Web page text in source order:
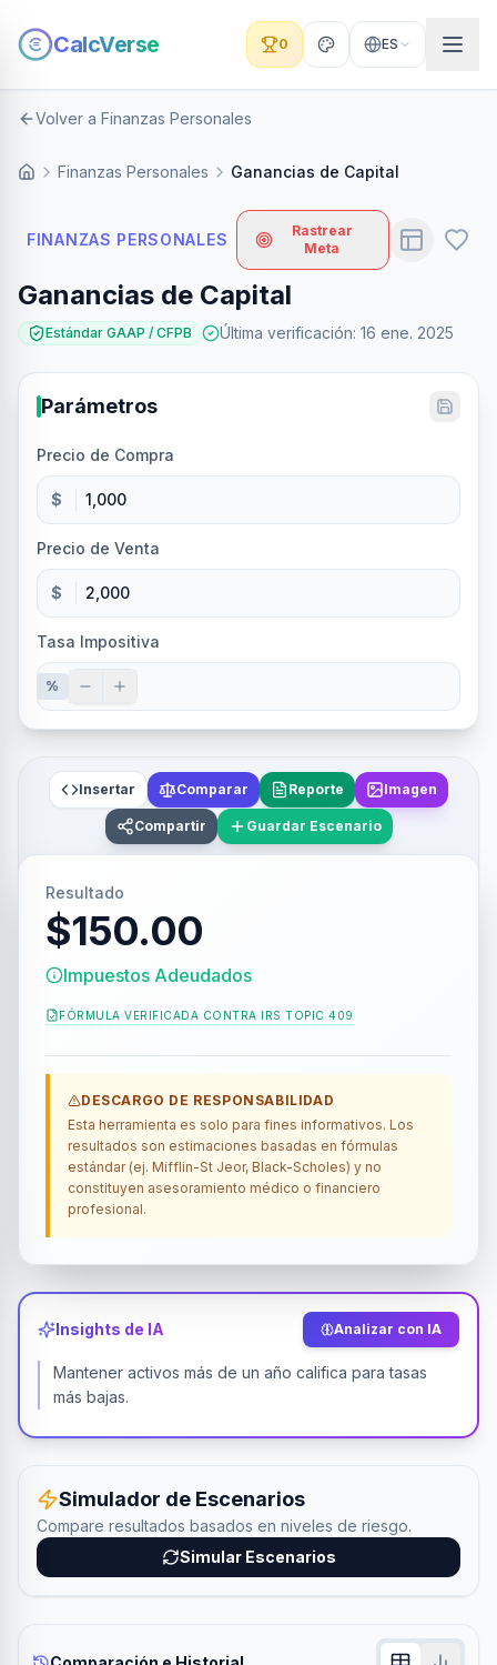
CalcVerse 0 ES
Volver a Finanzas Personales
Finanzas Personales Ganancias de Capital
FINANZAS PERSONALES
Rastrear
Meta
Ganancias de Capital
Estándar GAAP / CFPB Última verificación: 16 ene. 2025
Parámetros
Precio de Compra
$
Precio de Venta
$
Tasa Impositiva
%
Insertar Comparar Reporte Imagen
Compartir Guardar Escenario
Resultado
$150.00
Impuestos Adeudados
FÓRMULA VERIFICADA CONTRA IRS TOPIC 409
DESCARGO DE RESPONSABILIDAD
Esta herramienta es solo para fines informativos. Los
resultados son estimaciones basadas en fórmulas
estándar (ej. Mifflin-St Jeor, Black-Scholes) y no
constituyen asesoramiento médico o financiero
profesional.
Insights de IA Analizar con IA
Mantener activos más de un año califica para tasas
más bajas.
Simulador de Escenarios
Compare resultados basados en niveles de riesgo.
Simular Escenarios